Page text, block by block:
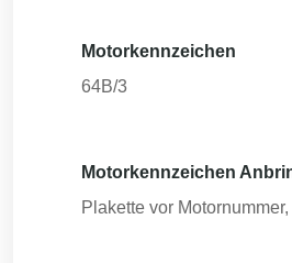
Motorkennzeichen
64B/3
Motorkennzeichen
Plakette vor